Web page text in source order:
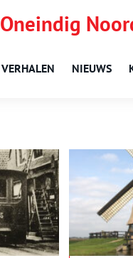
Oneindig
VERHALEN NIEUWS